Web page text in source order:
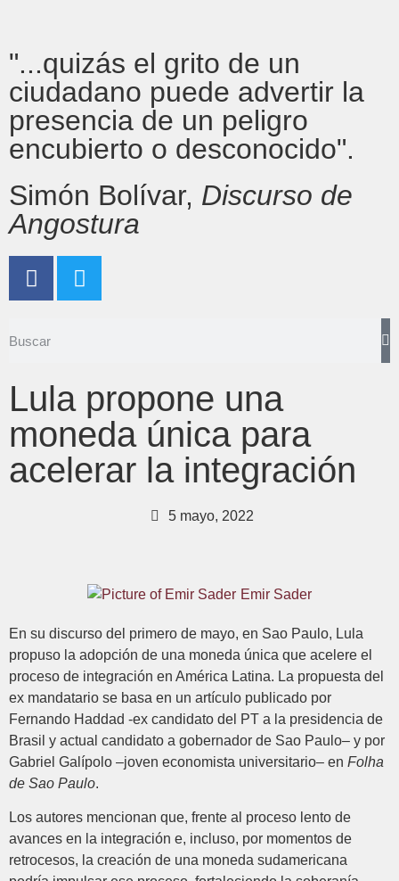
"...quizás el grito de un
ciudadano puede advertir la
presencia de un peligro
encubierto o desconocido".
Simón Bolívar, Discurso de
Angostura
Lula propone una
moneda única para
acelerar la integración
5 mayo, 2022
Emir Sader
En su discurso del primero de mayo, en Sao Paulo, Lula
propuso la adopción de una moneda única que acelere el
proceso de integración en América Latina. La propuesta del
ex mandatario se basa en un artículo publicado por
Fernando Haddad -ex candidato del PT a la presidencia de
Brasil y actual candidato a gobernador de Sao Paulo– y por
Gabriel Galípolo –joven economista universitario– en Folha
de Sao Paulo.
Los autores mencionan que, frente al proceso lento de
avances en la integración e, incluso, por momentos de
retrocesos, la creación de una moneda sudamericana